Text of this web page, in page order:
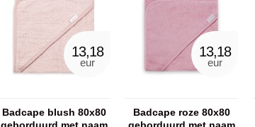
Badcape blush 80x80
13,18
eur
Badcape roze 80x80
13,18
eur